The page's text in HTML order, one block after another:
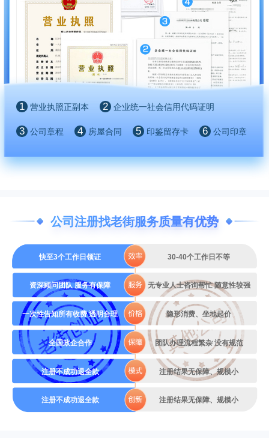
1 营业执照正副本 2 企业统一社会信用代码证明
3 公司章程 4 房屋合同 5 印鉴留存卡 6 公司印章
公司注册找老街服务质量有优势
快至3个工作日领证 30-40个工作日不等
资深顾问团队 服务有保障 无专业人士咨询帮忙 随意性较强
一次性告知所有收费 透明合理 隐形消费、坐地起价
全国政企合作 团队办理流程繁杂 没有规范
注册不成功退全款 注册结果无保障、规模小
注册不成功退全款 注册结果无保障、规模小